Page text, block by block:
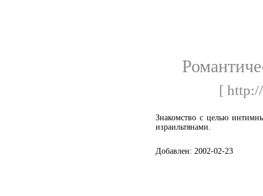
[
Знакомство с целью
израильтянами.
Добавлен: 2002-02-23